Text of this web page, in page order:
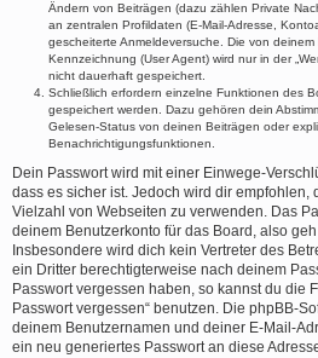
Ändern von Beiträgen (dazu zählen Private
an zentralen Profildaten (E-Mail-Adresse,
gescheiterte Anmeldeversuche. Die von
Kennzeichnung (User Agent) wird nur in der
nicht dauerhaft gespeichert.
Schließlich erfordern einzelne Funktionen des
gespeichert werden. Dazu gehören dein
Gelesen-Status von deinen Beiträgen oder
Benachrichtigungsfunktionen.
Dein Passwort wird mit einer Einwege-
dass es sicher ist. Jedoch wird dir empfohlen,
Vielzahl von Webseiten zu verwenden. Das
deinem Benutzerkonto für das Board, also
Insbesondere wird dich kein Vertreter des
ein Dritter berechtigterweise nach deinem
Passwort vergessen haben, so kannst du die
Passwort vergessen“ benutzen. Die phpBB-
deinem Benutzernamen und deiner E-Mail-
ein neu generiertes Passwort an diese